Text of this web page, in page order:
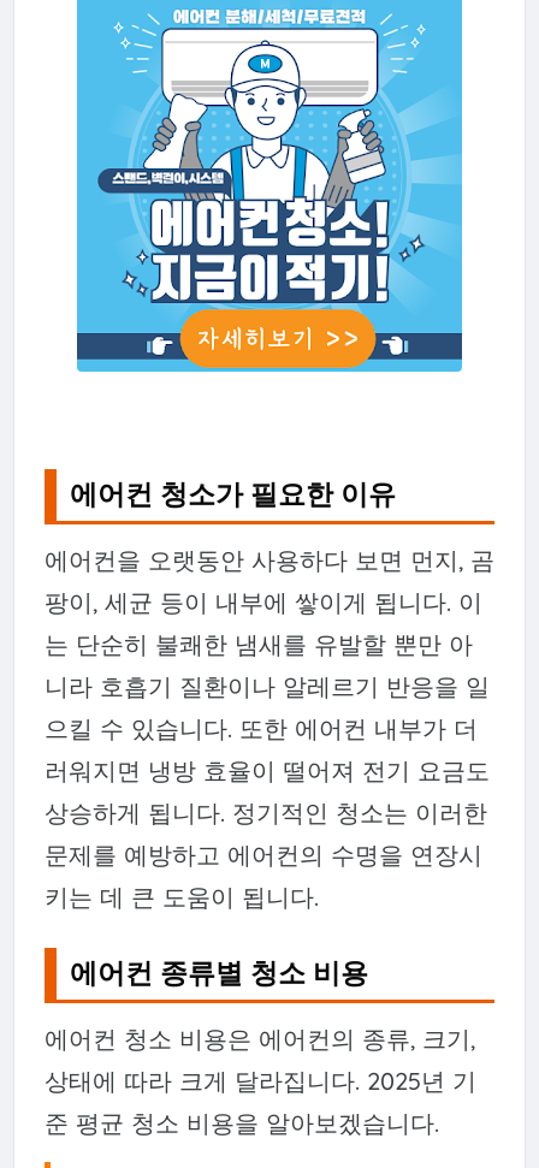
에어컨 청소가 필요한 이유
에어컨을 오랫동안 사용하다 보면 먼지, 곰
팡이, 세균 등이 내부에 쌓이게 됩니다. 이
는 단순히 불쾌한 냄새를 유발할 뿐만 아
니라 호흡기 질환이나 알레르기 반응을 일
으킬 수 있습니다. 또한 에어컨 내부가 더
러워지면 냉방 효율이 떨어져 전기 요금도
상승하게 됩니다. 정기적인 청소는 이러한
문제를 예방하고 에어컨의 수명을 연장시
키는 데 큰 도움이 됩니다.
에어컨 종류별 청소 비용
에어컨 청소 비용은 에어컨의 종류, 크기,
상태에 따라 크게 달라집니다. 2025년 기
준 평균 청소 비용을 알아보겠습니다.